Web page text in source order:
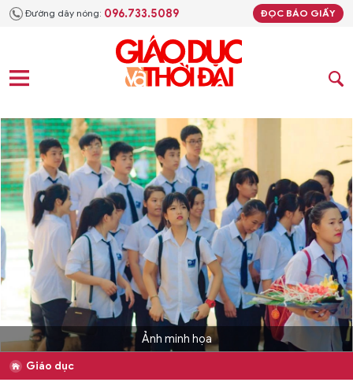
Đường dây nóng: 096.733.5089 ĐỌC BÁO GIẤY
Ảnh minh họa
Giáo dục